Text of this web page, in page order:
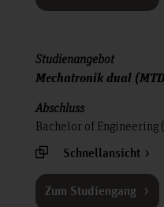
Mechatronik dual
Bachelor of Engineering
Schnellansicht
Zum Studiengang